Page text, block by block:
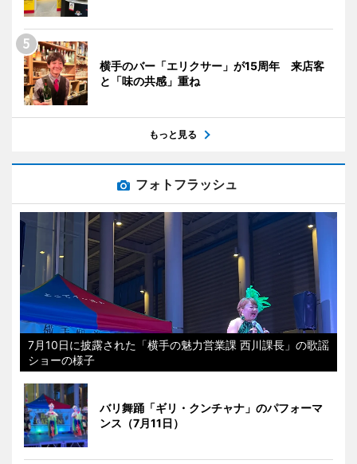
横手のバー「エリクサー」が15周年 来店客
と「味の共感」重ね
もっと見る
フォトフラッシュ
7月10日に披露された「横手の魅力営業課 西川課長」の歌謡
ショーの様子
バリ舞踊「ギリ・クンチャナ」のパフォーマ
ンス（7月11日）